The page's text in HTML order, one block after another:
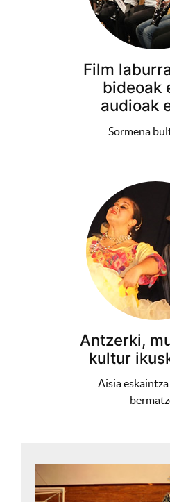
Film
bideoak
audioak
Sormena
Antzerki,
kultur
Aisia